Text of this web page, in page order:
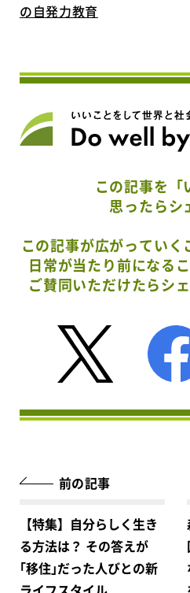
の自発力教育
この記事を「
思ったらシ
この記事が広がってい
日常が当たり前になる
ご賛同いただけたらシ
前の記事
【特集】自分らしく生き
る方法は？ その答えが
｢移住｣だった人びとの新